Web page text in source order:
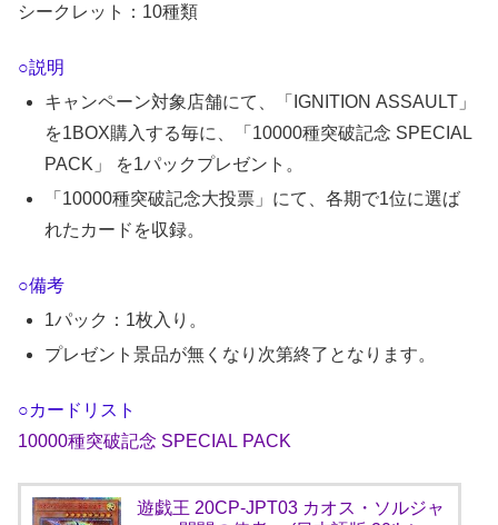
シークレット：10種類
○説明
キャンペーン対象店舗にて、「IGNITION ASSAULT」
を1BOX購入する毎に、「10000種突破記念 SPECIAL
PACK」 を1パックプレゼント。
「10000種突破記念大投票」にて、各期で1位に選ば
れたカードを収録。
○備考
1パック：1枚入り。
プレゼント景品が無くなり次第終了となります。
○カードリスト
10000種突破記念 SPECIAL PACK
遊戯王 20CP-JPT03 カオス・ソルジャ